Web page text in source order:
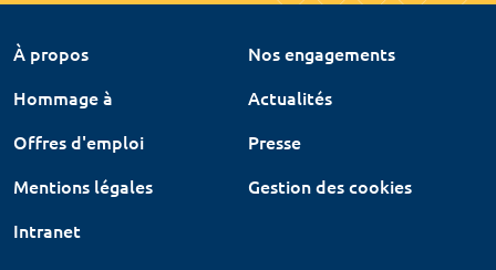
À propos
Nos engagements
Hommage à
Actualités
Offres d'emploi
Presse
Mentions légales
Gestion des cookies
Intranet